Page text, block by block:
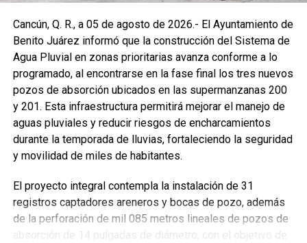
Cancún, Q. R., a 05 de agosto de 2026.- El Ayuntamiento de
Benito Juárez informó que la construcción del Sistema de
Agua Pluvial en zonas prioritarias avanza conforme a lo
programado, al encontrarse en la fase final los tres nuevos
pozos de absorción ubicados en las supermanzanas 200
y 201. Esta infraestructura permitirá mejorar el manejo de
aguas pluviales y reducir riesgos de encharcamientos
durante la temporada de lluvias, fortaleciendo la seguridad
y movilidad de miles de habitantes.
El proyecto integral contempla la instalación de 31
registros captadores areneros y bocas de pozo, además
de la perforación de mil 085 metros lineales de pozos de
absorción de 14 pulgadas de diámetro, con el objetivo de